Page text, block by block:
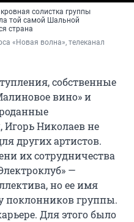
солистка группы
той самой Шальной
страна
«Новая волна», телеканал
собственные
вино» и
Николаев не
других артистов.
их сотрудничества
—
но ее имя
поклонников группы.
Для этого было